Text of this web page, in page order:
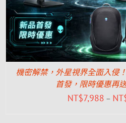
機密解禁，外星視界全面入侵
首發，限時優惠再
NT$7,988 –